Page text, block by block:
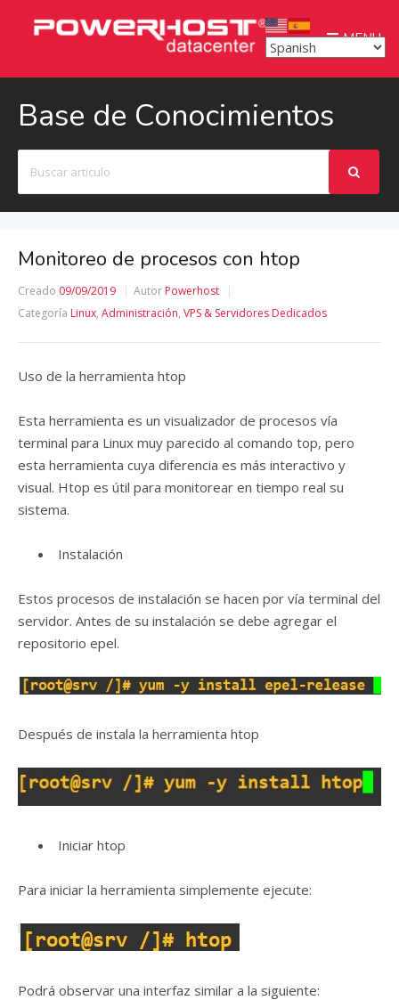
MENU
Base de Conocimientos
Monitoreo de procesos con htop
Creado 09/09/2019 Autor Powerhost
Categoría Linux, Administración, VPS & Servidores Dedicados
Uso de la herramienta htop
Esta herramienta es un visualizador de procesos vía
terminal para Linux muy parecido al comando top, pero
esta herramienta cuya diferencia es más interactivo y
visual. Htop es útil para monitorear en tiempo real su
sistema.
Instalación
Estos procesos de instalación se hacen por vía terminal del
servidor. Antes de su instalación se debe agregar el
repositorio epel.
Después de instala la herramienta htop
Iniciar htop
Para iniciar la herramienta simplemente ejecute:
Podrá observar una interfaz similar a la siguiente: